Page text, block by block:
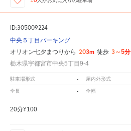
ID:305009224
中央５丁目パーキング
オリオン七夕まつりから 203m 徒歩 3～5分
栃木県宇都宮市中央5丁目9-4
駐車場形式 - 屋内外形式
全長 - 全幅
20分¥100